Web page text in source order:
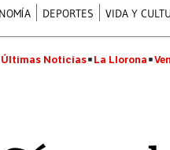
DEPORTES VIDA Y
Últimas Noticias La Llorona